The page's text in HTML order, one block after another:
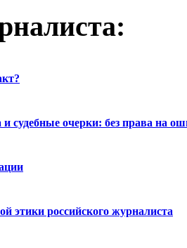
судебные очерки: без права на
этики российского журналиста